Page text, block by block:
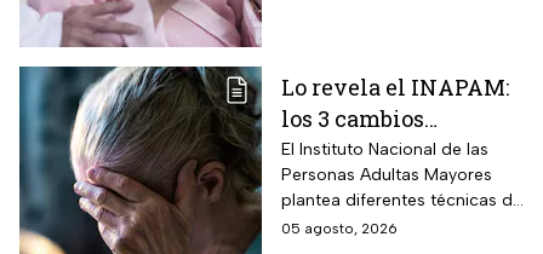
Lo revela el INAPAM:
los 3 cambios
silenciosos que sufre
tu cerebro de forma
natural al envejecer
El Instituto Nacional de las
Personas Adultas Mayores
plantea diferentes técnicas de
estimulación mental para
05 agosto, 2026